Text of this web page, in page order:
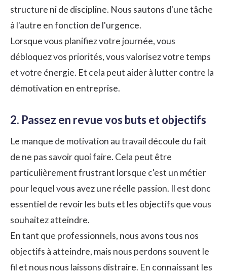
structure ni de discipline. Nous sautons d'une tâche
à l'autre en fonction de l'urgence.
Lorsque vous planifiez votre journée, vous
débloquez vos priorités, vous valorisez votre temps
et votre énergie. Et cela peut aider à lutter contre la
démotivation en entreprise.
2. Passez en revue vos buts et objectifs
Le manque de motivation au travail découle du fait
de ne pas savoir quoi faire. Cela peut être
particulièrement frustrant lorsque c'est un métier
pour lequel vous avez une réelle passion. Il est donc
essentiel de revoir les buts et les objectifs que vous
souhaitez atteindre.
En tant que professionnels, nous avons tous nos
objectifs à atteindre, mais nous perdons souvent le
fil et nous nous laissons distraire. En connaissant les